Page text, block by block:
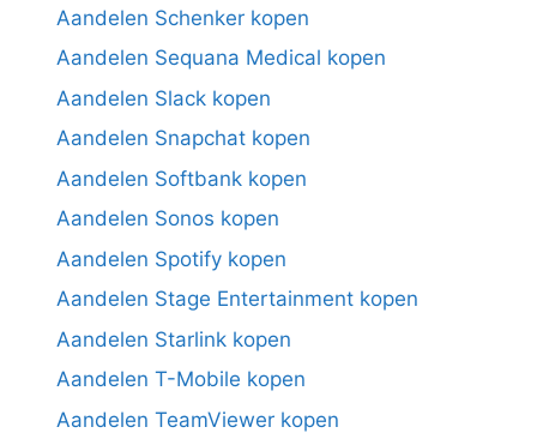
Aandelen Schenker kopen
Aandelen Sequana Medical kopen
Aandelen Slack kopen
Aandelen Snapchat kopen
Aandelen Softbank kopen
Aandelen Sonos kopen
Aandelen Spotify kopen
Aandelen Stage Entertainment kopen
Aandelen Starlink kopen
Aandelen T-Mobile kopen
Aandelen TeamViewer kopen